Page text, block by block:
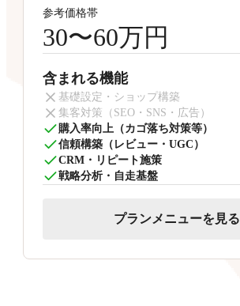
参考価格帯
30〜60万円
含まれる機能
基礎設定・ショップ構築
集客対策（SEO・SNS・広告）
購入率向上（カゴ落ち対策等）
信頼構築（レビュー・UGC）
CRM・リピート施策
戦略分析・自走基盤
プランメニューを見る